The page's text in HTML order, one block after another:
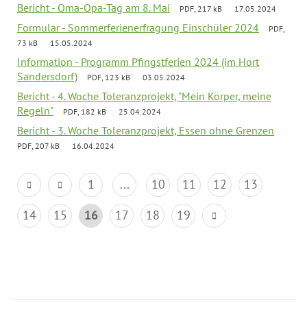
Bericht - Oma-Opa-Tag am 8. Mai PDF, 217 kB 17.05.2024
Formular - Sommerferienerfragung Einschüler 2024
PDF,
73 kB
15.05.2024
Information - Programm Pfingstferien 2024 (im Hort
Sandersdorf)
PDF, 123 kB 03.05.2024
Bericht - 4. Woche Toleranzprojekt, "Mein Körper, meine
Regeln"
PDF, 182 kB 25.04.2024
Bericht - 3. Woche Toleranzprojekt, Essen ohne Grenzen
PDF, 207 kB 16.04.2024
1 ... 10 11 12
13
14
15 16 17 18 19